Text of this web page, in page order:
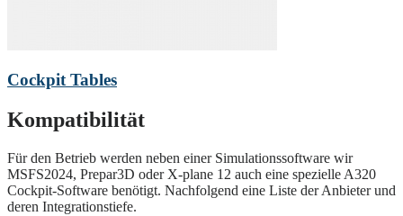
Cockpit Tables
Kompatibilität
Für den Betrieb werden neben einer Simulationssoftware wir
MSFS2024, Prepar3D oder X-plane 12 auch eine spezielle A320
Cockpit-Software benötigt. Nachfolgend eine Liste der Anbieter und
deren Integrationstiefe.